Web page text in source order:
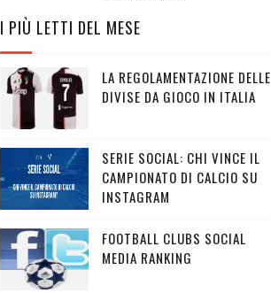
I PIÙ LETTI DEL MESE
LA REGOLAMENTAZIONE DELLE
DIVISE DA GIOCO IN ITALIA
SERIE SOCIAL: CHI VINCE IL
CAMPIONATO DI CALCIO SU
INSTAGRAM
FOOTBALL CLUBS SOCIAL
MEDIA RANKING